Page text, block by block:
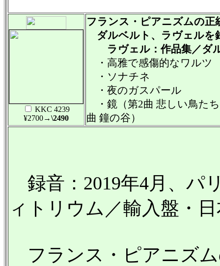
KKC 4239
¥2700→\2490
フランス・ピアニズムの正
ダルベルト、ラヴェルを
ラヴェル：作品集／ダ
・高雅で感傷的なワルツ
・ソナチネ
・夜のガスパール
・鏡（第2曲 悲しい鳥た
曲 鐘の谷）
録音：2019年4月、パ
ィトリウム／輸入盤・
フランス・ピアニズ